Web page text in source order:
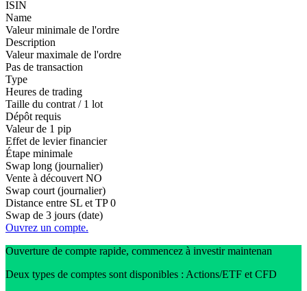
ISIN
Name
Valeur minimale de l'ordre
Description
Valeur maximale de l'ordre
Pas de transaction
Type
Heures de trading
Taille du contrat / 1 lot
Dépôt requis
Valeur de 1 pip
Effet de levier financier
Étape minimale
Swap long (journalier)
Vente à découvert NO
Swap court (journalier)
Distance entre SL et TP 0
Swap de 3 jours (date)
Ouvrez un compte.
Ouverture de compte rapide, commencez à investir maintenan
Deux types de comptes sont disponibles : Actions/ETF et CFD